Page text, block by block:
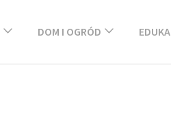
DOM I OGRÓD